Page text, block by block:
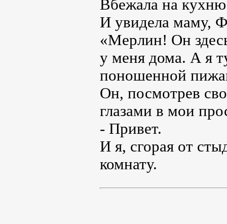
Вбежала на
И увидела маму,
«Мерлин! Он
у меня дома. А я
поношенной
Он, посмотрев
глазами в мои
- Привет.
И я, сгорая от
комнату.